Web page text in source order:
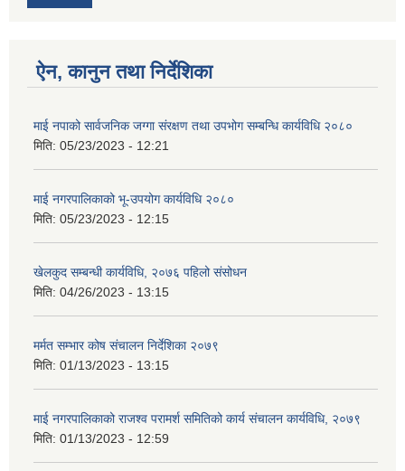
ऐन, कानुन तथा निर्देशिका
माई नपाको सार्वजनिक जग्गा संरक्षण तथा उपभोग सम्बन्धि कार्यविधि २०८०
मिति: 05/23/2023 - 12:21
माई नगरपालिकाको भू-उपयोग कार्यविधि २०८०
मिति: 05/23/2023 - 12:15
खेलकुद सम्बन्धी कार्यविधि, २०७६ पहिलो संसोधन
मिति: 04/26/2023 - 13:15
मर्मत सम्भार कोष संचालन निर्देशिका २०७९
मिति: 01/13/2023 - 13:15
माई नगरपालिकाको राजश्व परामर्श समितिको कार्य संचालन कार्यविधि, २०७९
मिति: 01/13/2023 - 12:59